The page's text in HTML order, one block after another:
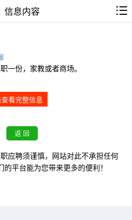
信息内容
一份，家教或者商场。
看完整信息
应聘须谨慎，网站对此不承担任何
平台能为您带来更多的便利！